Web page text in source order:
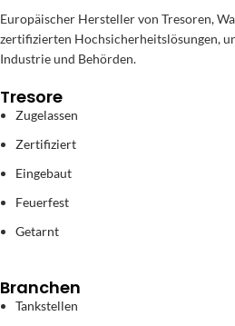
Europäischer Hersteller von Tresoren,
zertifizierten Hochsicherheitslösungen,
Industrie und Behörden.
Tresore
Zugelassen
Zertifiziert
Eingebaut
Feuerfest
Getarnt
Branchen
Tankstellen